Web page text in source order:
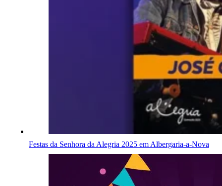
Festas da Senhora da Alegria 2025 em Albergaria-a-Nova